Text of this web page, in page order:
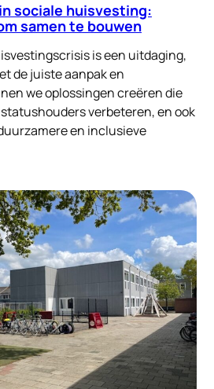
sociale huisvesting:
samen te bouwen
is een uitdaging,
de juiste aanpak en
we oplossingen creëren die
verbeteren, en ook
en inclusieve